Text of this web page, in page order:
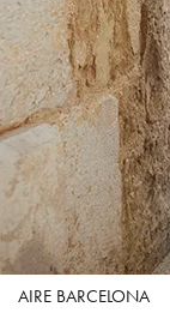
AIRE BARCELONA